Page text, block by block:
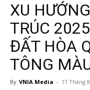
XU
TRÚC
ĐẤT HÒA
TÔNG
By VNIA Media - 11 Tháng